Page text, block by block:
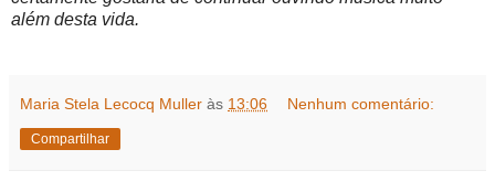
além desta vida.
Maria Stela Lecocq Muller às 13:06 Nenhum comentário:
Compartilhar